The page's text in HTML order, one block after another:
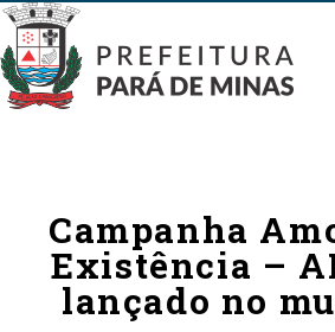
Campanha
Existência –
lançado no